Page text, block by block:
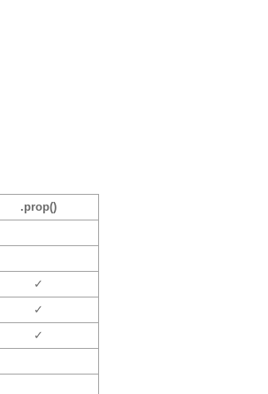
.prop()
✓
✓
✓